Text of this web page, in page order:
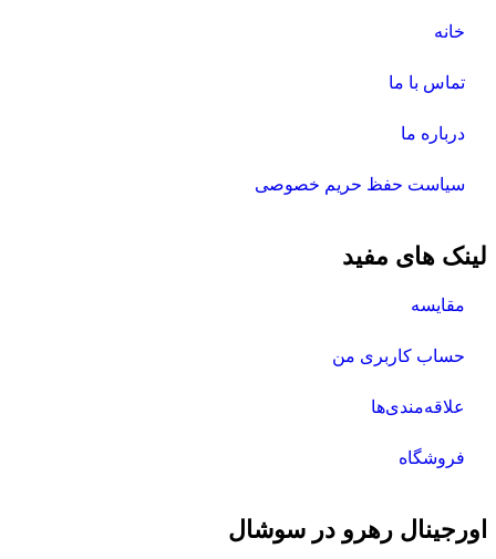
خانه
تماس با ما
درباره ما
سیاست حفظ حریم خصوصی
لینک های مفید
مقایسه
حساب کاربری من
علاقه‌مندی‌ها
فروشگاه
اورجینال رهرو در سوشال